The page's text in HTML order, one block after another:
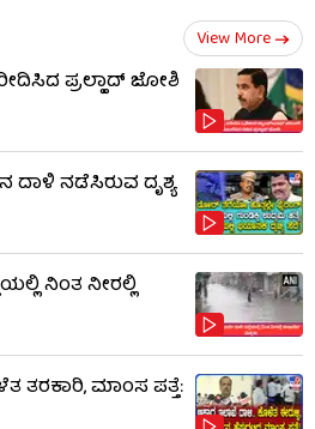
View More
ಪ್ರಲ್ಹಾದ್ ಜೋಶಿ
ನಡೆಸಿರುವ ದೃಶ್ಯ
ನಿಂತ ನೀರಲ್ಲಿ
ತರಕಾರಿ, ಮಾಂಸ ಪತ್ತೆ: